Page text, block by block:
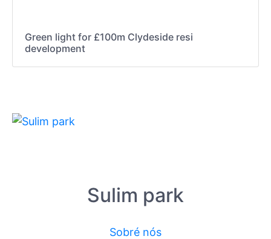
Green light for £100m Clydeside resi
development
Sulim park
Sobré nós